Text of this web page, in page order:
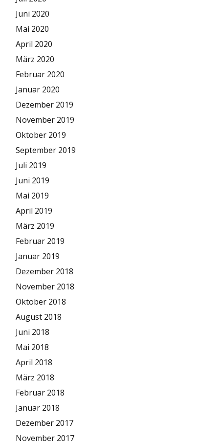
Juni 2020
Mai 2020
April 2020
März 2020
Februar 2020
Januar 2020
Dezember 2019
November 2019
Oktober 2019
September 2019
Juli 2019
Juni 2019
Mai 2019
April 2019
März 2019
Februar 2019
Januar 2019
Dezember 2018
November 2018
Oktober 2018
August 2018
Juni 2018
Mai 2018
April 2018
März 2018
Februar 2018
Januar 2018
Dezember 2017
November 2017